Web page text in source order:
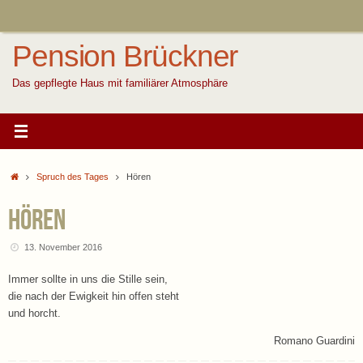
Pension Brückner
Das gepflegte Haus mit familiärer Atmosphäre
StartSpruch des Tages Hören
Hören
13. November 2016
Immer sollte in uns die Stille sein,
die nach der Ewigkeit hin offen steht
und horcht.
Romano Guardini